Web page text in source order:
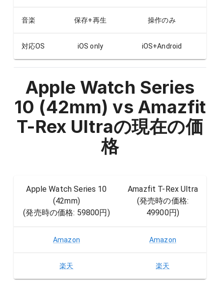
音楽 保存+再生 操作のみ
対応OS iOS only iOS+Android
Apple Watch Series
10 (42mm) vs Amazfit
T-Rex Ultraの現在の価
格
Apple Watch Series 10
(42mm)
(発売時の価格: 59800円)
Amazfit T-Rex Ultra
(発売時の価格:
49900円)
Amazon Amazon
楽天 楽天